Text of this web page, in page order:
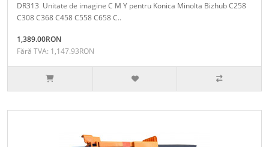
DR313 Unitate de imagine C M Y pentru Konica Minolta Bizhub C258
C308 C368 C458 C558 C658 C..
1,389.00RON
Fără TVA: 1,147.93RON